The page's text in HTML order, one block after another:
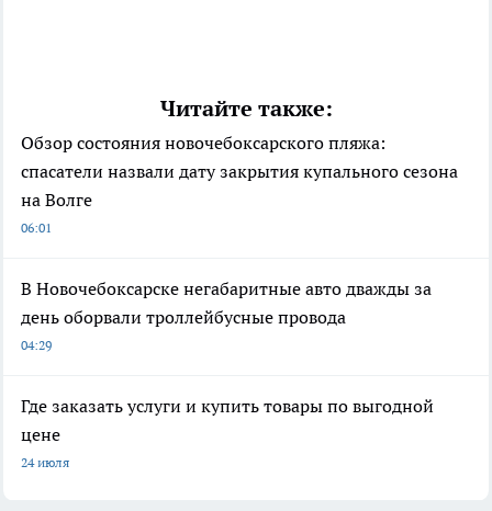
Читайте также:
Обзор состояния новочебоксарского пляжа:
спасатели назвали дату закрытия купального сезона
на Волге
06:01
В Новочебоксарске негабаритные авто дважды за
день оборвали троллейбусные провода
04:29
Где заказать услуги и купить товары по выгодной
цене
24 июля